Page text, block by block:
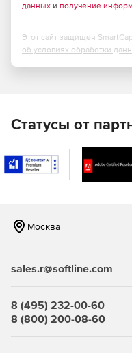
данных и получение
Этот сайт защищен
об условиях обработки
Статусы от
Москва
sales.r@softline.com
8 (495) 232-00-60
8 (800) 200-08-60